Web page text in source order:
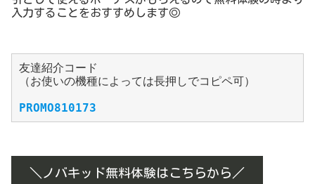
入力することをおすすめします◎
友達紹介コード
（お使いの機種によっては長押しでコピペ可）
PROMO810173
＼ノバキッド無料体験はこちらから／